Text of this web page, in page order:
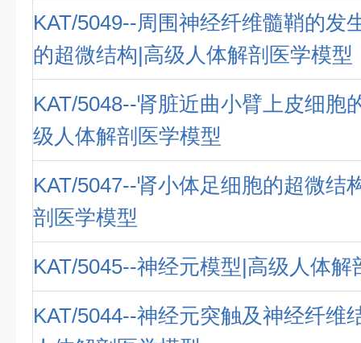
KAT/5049--周围神经纤维髓鞘的发
的超微结构|高级人体解剖医学模型
KAT/5048--肾脏近曲小臂上皮细胞
级人体解剖医学模型
KAT/5047--肾小体足细胞的超微结
剖医学模型
KAT/5045--神经元模型|高级人体解
KAT/5044--神经元突触及神经纤维